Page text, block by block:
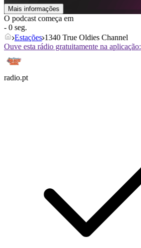
Mais informações
O podcast começa em
- 0 seg.
Estações 1340 True Oldies Channel
Ouve esta rádio gratuitamente na aplicação:
radio.pt